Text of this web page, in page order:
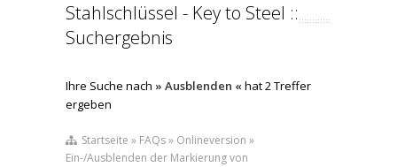
Stahlschlüssel - Key to Steel ::
Suchergebnis
Ihre Suche nach » Ausblenden « hat 2 Treffer
ergeben
Startseite » FAQs » Onlineversion »
Ein-/Ausblenden der Markierung von